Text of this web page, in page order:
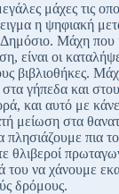
μάχες τις
η ψηφιακή
Μάχη που
είναι οι
βιβλιοθήκες.
στα γήπεδα και
και αυτό με
μείωση στα
πλησιάζουμε πια
θλιβεροί
να χάνουμε
δρόμους.